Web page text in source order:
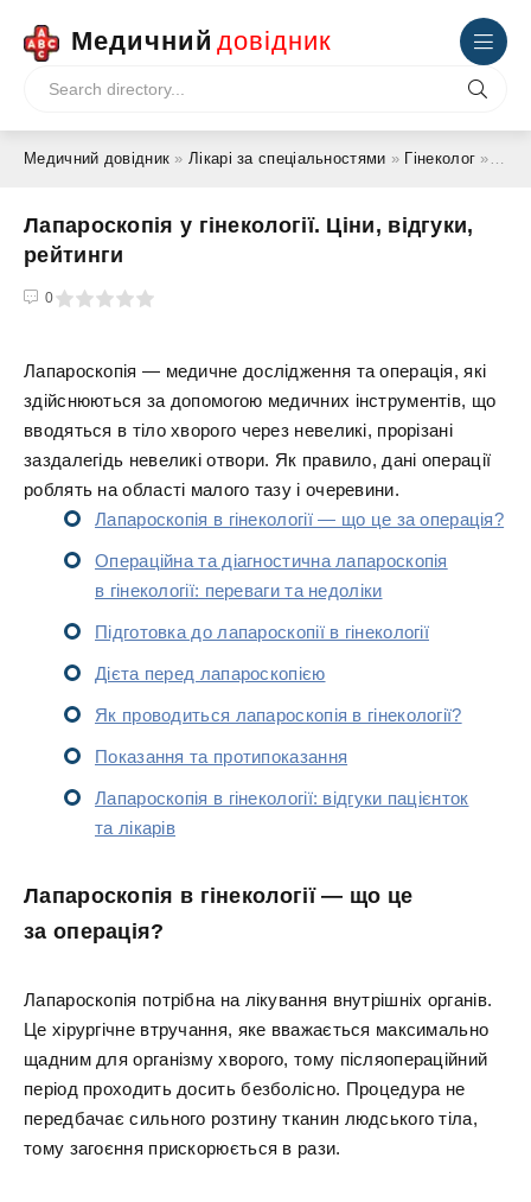
Медичний довідник
Медичний довідник »Лікарі за спеціальностями » Гінеколог » Лапароскопія у гінекології. Ціни, відгуки, рейтинги
Лапароскопія у гінекології. Ціни, відгуки,
рейтинги
0
5
Лапароскопія — медичне дослідження та операція, які
здійснюються за допомогою медичних інструментів, що
вводяться в тіло хворого через невеликі, прорізані
заздалегідь невеликі отвори. Як правило, дані операції
роблять на області малого тазу і очеревини.
Лапароскопія в гінекології — що це за операція?
Операційна та діагностична лапароскопія
в гінекології: переваги та недоліки
Підготовка до лапароскопії в гінекології
Дієта перед лапароскопією
Як проводиться лапароскопія в гінекології?
Показання та протипоказання
Лапароскопія в гінекології: відгуки пацієнток
та лікарів
Лапароскопія в гінекології — що це
за операція?
Лапароскопія потрібна на лікування внутрішніх органів.
Це хірургічне втручання, яке вважається максимально
щадним для організму хворого, тому післяопераційний
період проходить досить безболісно. Процедура не
передбачає сильного розтину тканин людського тіла,
тому загоєння прискорюється в рази.